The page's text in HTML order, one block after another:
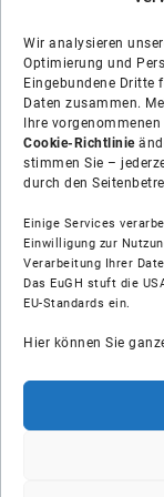
Wir analysieren
Optimierung und
Eingebundene Dritte
Daten zusammen.
Ihre
Cookie-Richtlinie
stimmen Sie –
durch den
Einige Services
Einwilligung zur
Verarbeitung Ihrer
Das EuGH stuft die
EU-Standards ein.
Hier können Sie
Über uns
Soziale Medien